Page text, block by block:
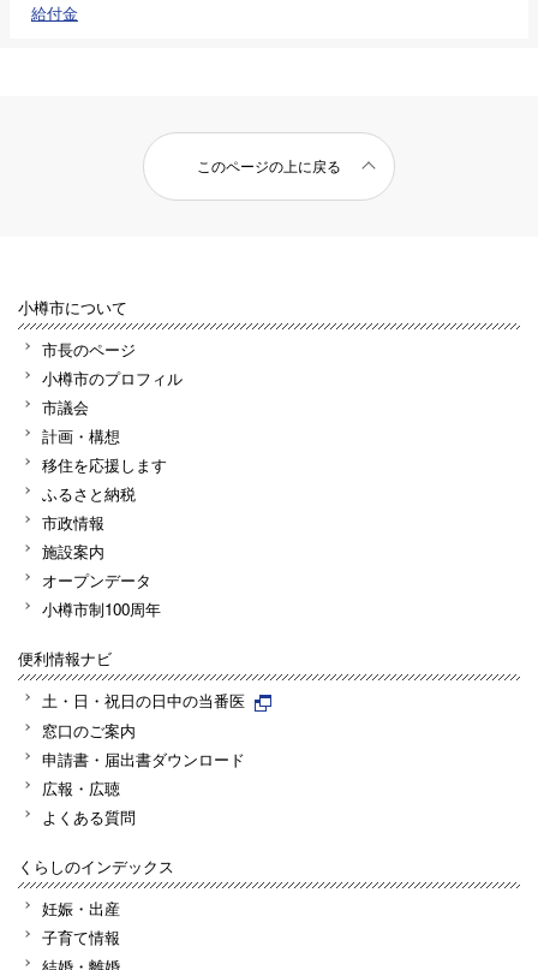
給付金
このページの上に戻る
小樽市について
市長のページ
小樽市のプロフィル
市議会
計画・構想
移住を応援します
ふるさと納税
市政情報
施設案内
オープンデータ
小樽市制100周年
便利情報ナビ
土・日・祝日の日中の当番医
窓口のご案内
申請書・届出書ダウンロード
広報・広聴
よくある質問
くらしのインデックス
妊娠・出産
子育て情報